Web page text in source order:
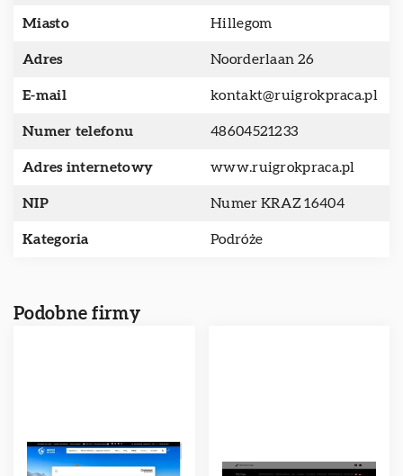
Miasto Hillegom
Adres Noorderlaan 26
E-mail kontakt@ruigrokpraca.pl
Numer telefonu 48604521233
Adres internetowy www.ruigrokpraca.pl
NIP Numer KRAZ 16404
Kategoria Podróże
Podobne firmy